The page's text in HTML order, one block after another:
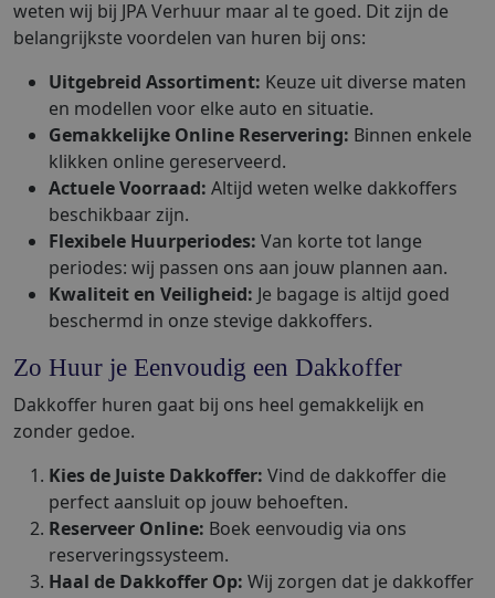
weten wij bij JPA Verhuur maar al te goed. Dit zijn de
belangrijkste voordelen van huren bij ons:
Uitgebreid Assortiment: Keuze uit diverse maten
en modellen voor elke auto en situatie.
Gemakkelijke Online Reservering: Binnen enkele
klikken online gereserveerd.
Actuele Voorraad: Altijd weten welke dakkoffers
beschikbaar zijn.
Flexibele Huurperiodes: Van korte tot lange
periodes: wij passen ons aan jouw plannen aan.
Kwaliteit en Veiligheid: Je bagage is altijd goed
beschermd in onze stevige dakkoffers.
Zo Huur je Eenvoudig een Dakkoffer
Dakkoffer huren gaat bij ons heel gemakkelijk en
zonder gedoe.
Kies de Juiste Dakkoffer: Vind de dakkoffer die
perfect aansluit op jouw behoeften.
Reserveer Online: Boek eenvoudig via ons
reserveringssysteem.
Haal de Dakkoffer Op: Wij zorgen dat je dakkoffer